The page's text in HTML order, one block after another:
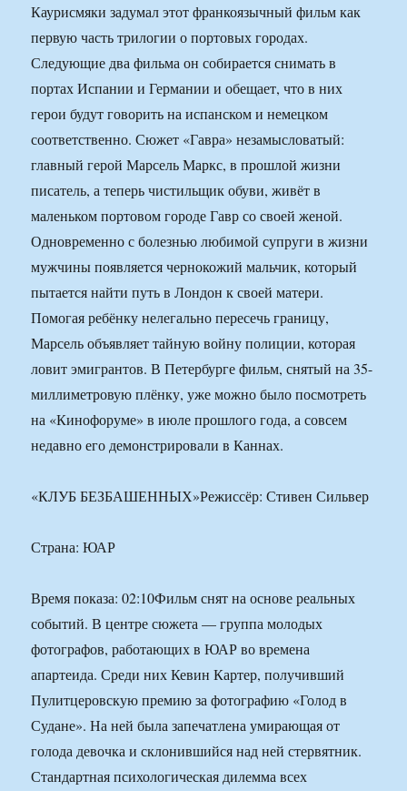
Каурисмяки задумал этот франкоязычный фильм как
первую часть трилогии о портовых городах.
Следующие два фильма он собирается снимать в
портах Испании и Германии и обещает, что в них
герои будут говорить на испанском и немецком
соответственно. Сюжет «Гавра» незамысловатый:
главный герой Марсель Маркс, в прошлой жизни
писатель, а теперь чистильщик обуви, живёт в
маленьком портовом городе Гавр со своей женой.
Одновременно с болезнью любимой супруги в жизни
мужчины появляется чернокожий мальчик, который
пытается найти путь в Лондон к своей матери.
Помогая ребёнку нелегально пересечь границу,
Марсель объявляет тайную войну полиции, которая
ловит эмигрантов. В Петербурге фильм, снятый на 35-
миллиметровую плёнку, уже можно было посмотреть
на «Кинофоруме» в июле прошлого года, а совсем
недавно его демонстрировали в Каннах.
«КЛУБ БЕЗБАШЕННЫХ»Режиссёр: Стивен Сильвер
Страна: ЮАР
Время показа: 02:10Фильм снят на основе реальных
событий. В центре сюжета — группа молодых
фотографов, работающих в ЮАР во времена
апартеида. Среди них Кевин Картер, получивший
Пулитцеровскую премию за фотографию «Голод в
Судане». На ней была запечатлена умирающая от
голода девочка и склонившийся над ней стервятник.
Стандартная психологическая дилемма всех